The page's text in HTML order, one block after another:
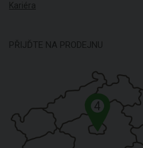
Kariéra
PŘIJĎTE NA PRODEJNU
4